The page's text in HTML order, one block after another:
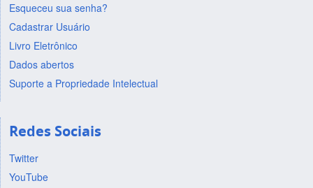
Esqueceu sua senha?
Cadastrar Usuário
Livro Eletrônico
Dados abertos
Suporte a Propriedade Intelectual
Redes Sociais
Twitter
YouTube